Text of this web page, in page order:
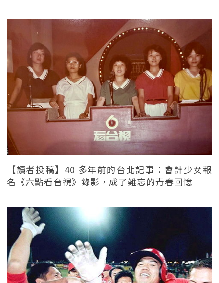
【讀者投稿】40 多年前的台北記事：會計少女報
名《六點看台視》錄影，成了難忘的青春回憶